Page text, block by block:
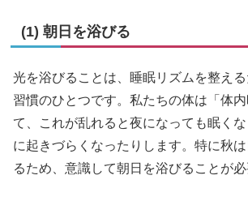
(1) 朝日を浴びる
光を浴びることは、睡眠リズムを整え
習慣のひとつです。私たちの体は「体
て、これが乱れると夜になっても眠く
に起きづらくなったりします。特に秋
るため、意識して朝日を浴びることが必